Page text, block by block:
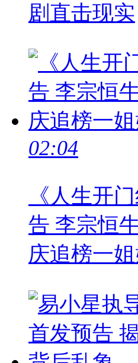
剧直击现实
02:04
《人生开
告 李宗恒
庆追榜一姐